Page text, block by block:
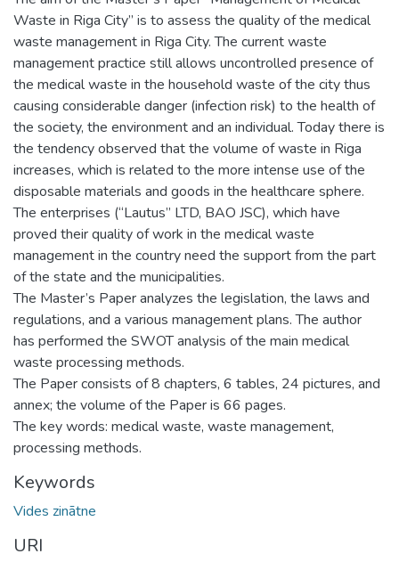
Waste in Riga City” is to assess the quality of the medical
waste management in Riga City. The current waste
management practice still allows uncontrolled presence of
the medical waste in the household waste of the city thus
causing considerable danger (infection risk) to the health of
the society, the environment and an individual. Today there is
the tendency observed that the volume of waste in Riga
increases, which is related to the more intense use of the
disposable materials and goods in the healthcare sphere.
The enterprises (“Lautus” LTD, BAO JSC), which have
proved their quality of work in the medical waste
management in the country need the support from the part
of the state and the municipalities.
The Master’s Paper analyzes the legislation, the laws and
regulations, and a various management plans. The author
has performed the SWOT analysis of the main medical
waste processing methods.
The Paper consists of 8 chapters, 6 tables, 24 pictures, and
annex; the volume of the Paper is 66 pages.
The key words: medical waste, waste management,
processing methods.
Keywords
Vides zinātne
URI